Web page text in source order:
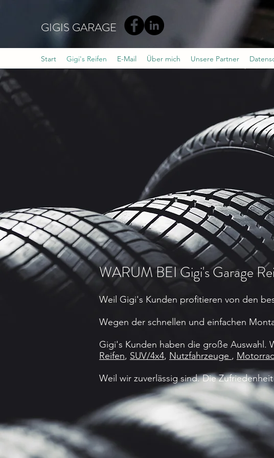
GIGIS GARAGE
Start Gigi's Reifen E-Mail Über mich Unsere Partner
WARUM BEI Gigi's Garage
Weil Gigi's Kunden profitieren von den
Wegen der schnellen und einfachen
Gigi's Kunden haben die große Auswahl.
Reifen, SUV/4x4, Nutzfahrzeuge , Motorrad
Weil wir zuverlässig sind. Die